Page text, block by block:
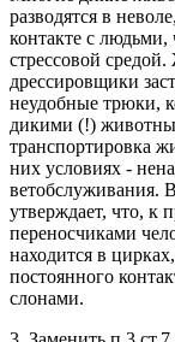
разводятся в
контакте с людьми,
стрессовой
дрессировщики
неудобные трюки,
дикими (!)
транспортировка
них условиях -
ветобслуживания.
утверждает, что, к
переносчиками
находится в
постоянного
слонами.